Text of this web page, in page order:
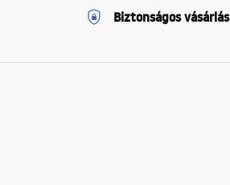
Biztonságos vásárlás